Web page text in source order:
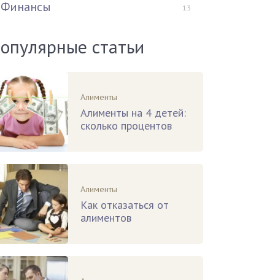
Финансы 13
статьи
Алименты
Алименты на 4 детей:
сколько процентов
Алименты
Как отказаться от
алиментов